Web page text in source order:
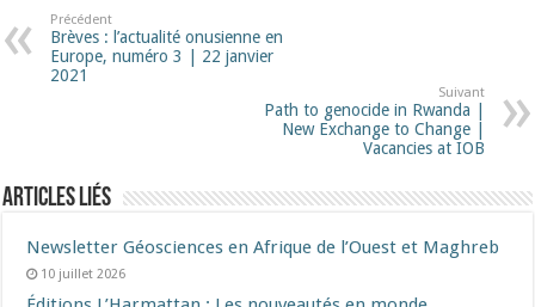
Précédent
Brèves : l’actualité onusienne en
Europe, numéro 3 | 22 janvier
2021
Suivant
Path to genocide in Rwanda |
New Exchange to Change |
Vacancies at IOB
Articles liés
Newsletter Géosciences en Afrique de l’Ouest et Maghreb
10 juillet 2026